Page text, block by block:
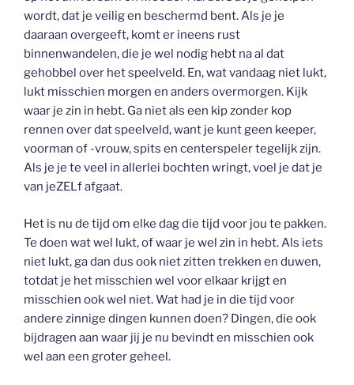
wordt, dat je veilig en beschermd bent. Als je je
daaraan overgeeft, komt er ineens rust
binnenwandelen, die je wel nodig hebt na al dat
gehobbel over het speelveld. En, wat vandaag niet lukt,
lukt misschien morgen en anders overmorgen. Kijk
waar je zin in hebt. Ga niet als een kip zonder kop
rennen over dat speelveld, want je kunt geen keeper,
voorman of -vrouw, spits en centerspeler tegelijk zijn.
Als je je te veel in allerlei bochten wringt, voel je dat je
van jeZELf afgaat.
Het is nu de tijd om elke dag die tijd voor jou te pakken.
Te doen wat wel lukt, of waar je wel zin in hebt. Als iets
niet lukt, ga dan dus ook niet zitten trekken en duwen,
totdat je het misschien wel voor elkaar krijgt en
misschien ook wel niet. Wat had je in die tijd voor
andere zinnige dingen kunnen doen? Dingen, die ook
bijdragen aan waar jij je nu bevindt en misschien ook
wel aan een groter geheel.